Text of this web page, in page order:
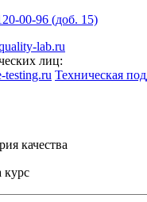
00-96 (доб. 15)
lab.ru
лиц:
testing.ru Техническая
качества
курс